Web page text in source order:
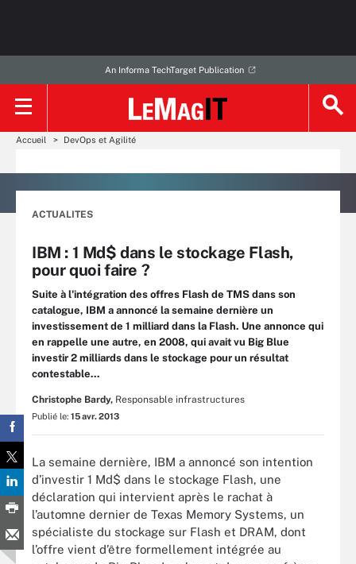
An Informa TechTarget Publication
Accueil DevOps et Agilité
ACTUALITES
IBM : 1 Md$ dans le stockage Flash,
pour quoi faire ?
Suite à l'intégration des offres Flash de TMS dans son
catalogue, IBM a annoncé la semaine dernière un
investissement de 1 milliard dans la Flash. Une annonce qui
en rappelle une autre, en 2008, qui avait vu Big Blue
investir 2 milliards dans le stockage pour un résultat
contestable...
Christophe Bardy, Responsable infrastructures
Publié le: 15 avr. 2013
La semaine dernière, IBM a annoncé son intention
d’investir 1 Md$ dans le stockage Flash, une
déclaration qui intervient après le rachat à
l’automne dernier de Texas Memory Systems, un
spécialiste du stockage sur Flash et DRAM, dont
l’offre vient d’être formellement intégrée au